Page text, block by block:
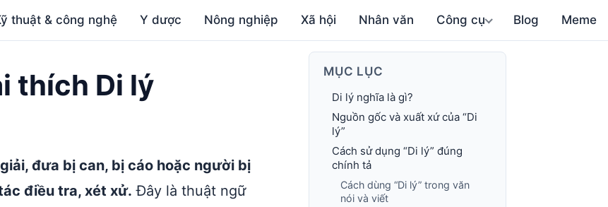
thuật & công nghệ Y dược Nông nghiệp Xã hội Nhân văn Công cụ Blog Meme
thích Di lý
đưa bị can, bị cáo hoặc người bị
điều tra, xét xử. Đây là thuật ngữ
MỤC LỤC
Di lý nghĩa là gì?
Nguồn gốc và xuất xứ của “Di
lý”
Cách sử dụng “Di lý” đúng
chính tả
Cách dùng “Di lý” trong văn
nói và viết